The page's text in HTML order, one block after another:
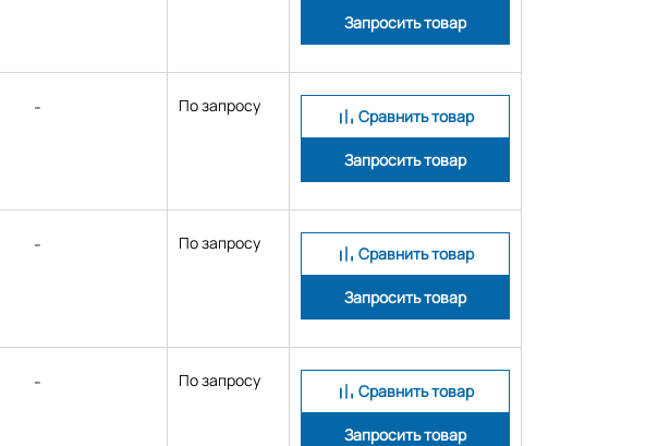
Запросить товар
- По запросу
Сравнить товар
Запросить товар
- По запросу
Сравнить товар
Запросить товар
- По запросу
Сравнить товар
Запросить товар